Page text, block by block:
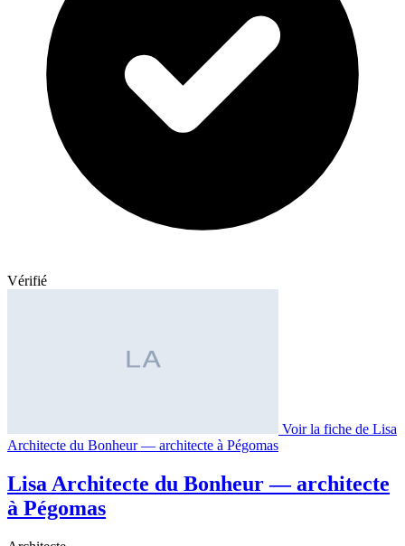
Vérifié
Voir la fiche de Lisa
Architecte du Bonheur — architecte à Pégomas
Lisa Architecte du Bonheur — architecte
à Pégomas